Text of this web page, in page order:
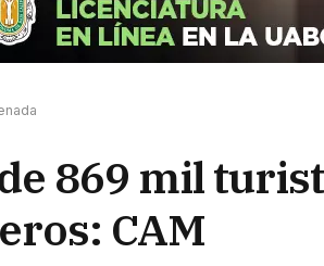
869 mil
CAM